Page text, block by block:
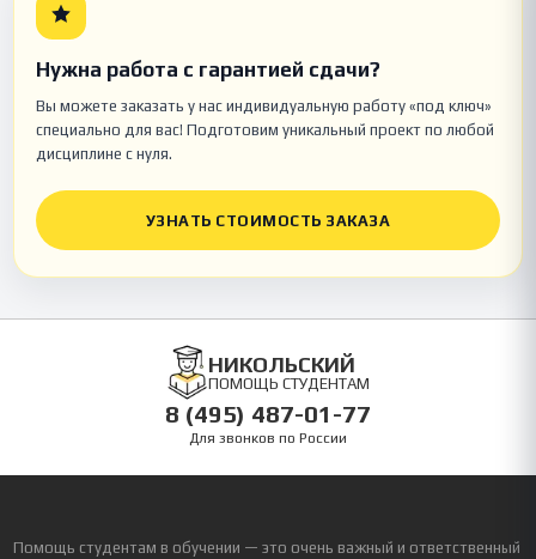
Нужна работа с гарантией сдачи?
Вы можете заказать у нас индивидуальную работу «под ключ»
специально для вас! Подготовим уникальный проект по любой
дисциплине с нуля.
УЗНАТЬ СТОИМОСТЬ ЗАКАЗА
НИКОЛЬСКИЙ
ПОМОЩЬ СТУДЕНТАМ
8 (495) 487-01-77
Для звонков по России
Помощь студентам в обучении — это очень важный и ответственный